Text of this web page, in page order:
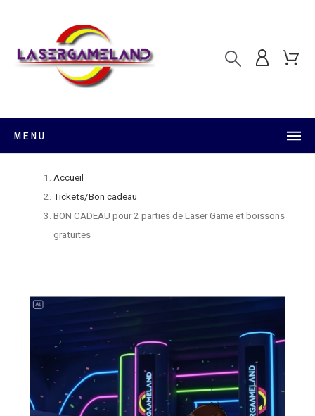
MENU
Accueil
Tickets/Bon cadeau
BON CADEAU pour 2 parties de Laser Game et boissons
gratuites